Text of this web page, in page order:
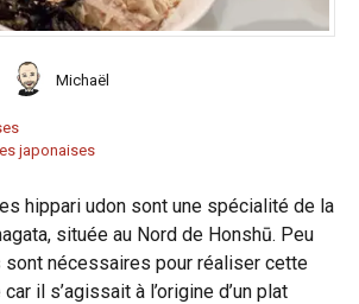
Michaël
japonaises
hippari udon sont une spécialité de la
située au Nord de Honshū. Peu
sont nécessaires pour réaliser cette
il s’agissait à l’origine d’un plat